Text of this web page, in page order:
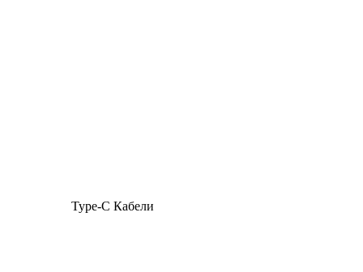
Type-C Кабели